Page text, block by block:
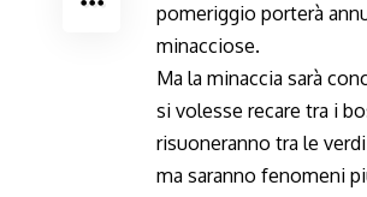
pomeriggio porterà
minacciose.
Ma la minaccia sarà
si volesse recare tra i
risuoneranno tra le
ma saranno fenomeni